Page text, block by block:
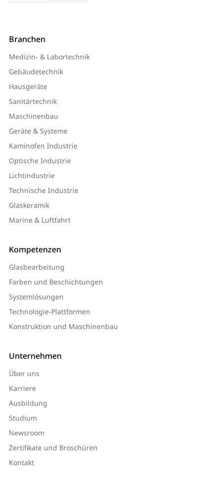
Branchen
Medizin- & Labortechnik
Gebäudetechnik
Hausgeräte
Sanitärtechnik
Maschinenbau
Geräte & Systeme
Kaminofen Industrie
Optische Industrie
Lichtindustrie
Technische Industrie
Glaskeramik
Marine & Luftfahrt
Kompetenzen
Glasbearbeitung
Farben und Beschichtungen
Systemlösungen
Technologie-Plattformen
Konstruktion und Maschinenbau
Unternehmen
Über uns
Karriere
Ausbildung
Studium
Newsroom
Zertifikate und Broschüren
Kontakt